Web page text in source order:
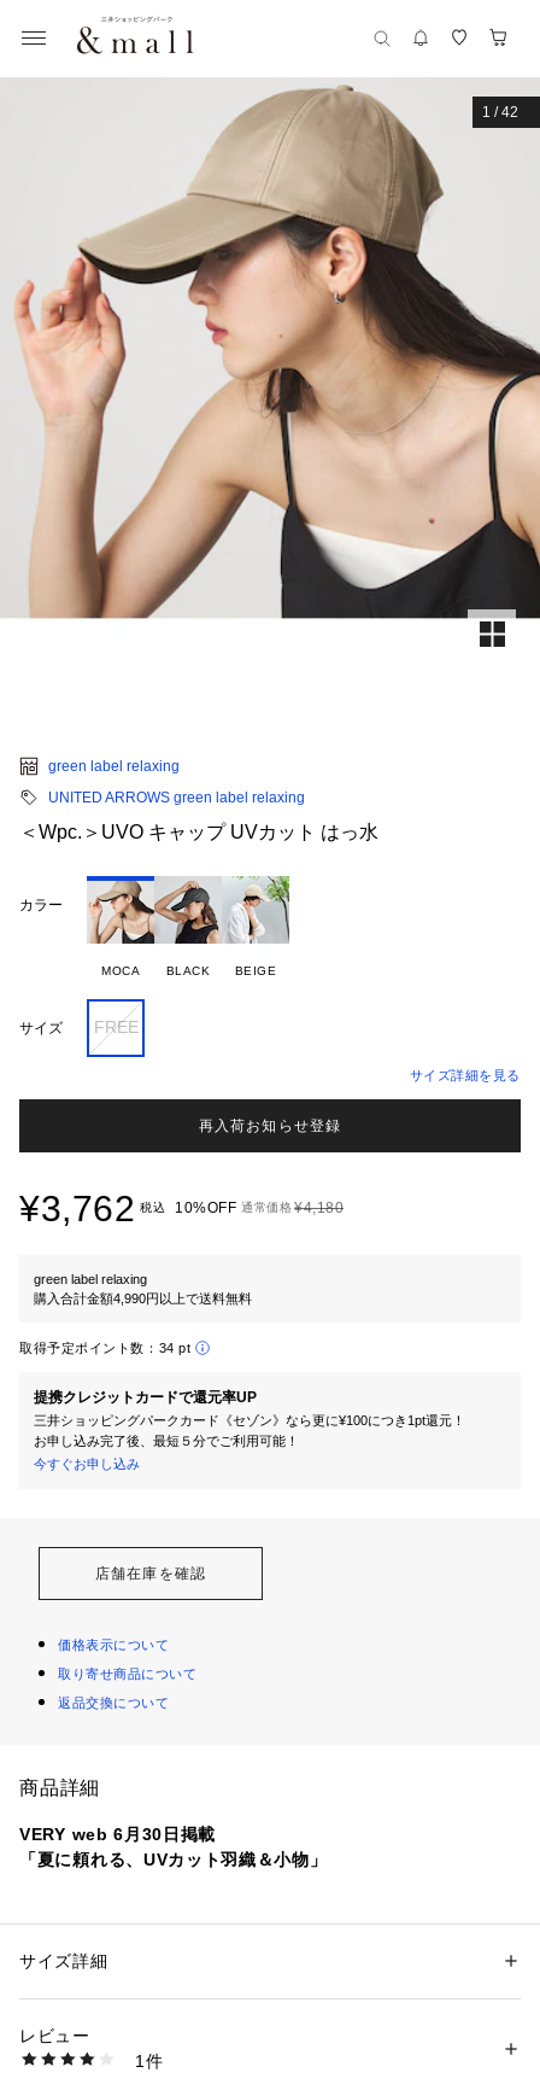
1 /42
green label relaxing
UNITED ARROWS green label relaxing
＜Wpc.＞UVO キャップ UVカット はっ水
カラー
MOCA BLACK BEIGE
サイズ FREE
サイズ詳細を見る
再入荷お知らせ登録
¥3,762 税込 10%OFF 通常価格¥4,180
green label relaxing
購入合計金額4,990円以上で送料無料
取得予定ポイント数： 34 pt
提携クレジットカードで還元率UP
三井ショッピングパークカード《セゾン》なら更に¥100につき1pt還元！
お申し込み完了後、最短５分でご利用可能！
今すぐお申し込み
店舗在庫を確認
価格表示について
取り寄せ商品について
返品交換について
商品詳細
VERY web 6月30日掲載
「夏に頼れる、UVカット羽織＆小物」
日差しよけとしてはもちろん、コーディネートのはずしとし
て、普段のコーディネートに合わせていただけます。
性別：レディース
素材：-
洗濯：-
※詳しい洗濯方法については、商品の品質表示タグをご覧ください
サイズ詳細
レビュー
1件